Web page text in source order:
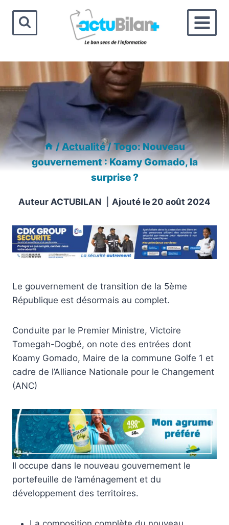
contenu
/Actualité/Togo: Nouveau
gouvernement : Koamy Gomado, la
surprise ?
Auteur ACTUBILAN Ajouté le 20 août 2024
Le gouvernement de transition de la 5ème
République est désormais au complet.
Conduite par le Premier Ministre, Victoire
Tomegah-Dogbé, on note des entrées dont
Koamy Gomado, Maire de la commune Golfe 1 et
cadre de l’Alliance Nationale pour le Changement
(ANC)
Il occupe dans le nouveau gouvernement le
portefeuille de l’aménagement et du
développement des territoires.